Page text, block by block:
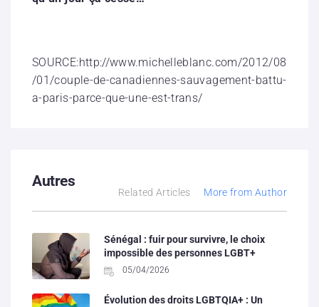
SOURCE:http://www.michelleblanc.com/2012/08
/01/couple-de-canadiennes-sauvagement-battu-
a-paris-parce-que-une-est-trans/
Autres
Related Articles More from Author
Sénégal : fuir pour survivre, le choix
impossible des personnes LGBT+
05/04/2026
Évolution des droits LGBTQIA+ : Un